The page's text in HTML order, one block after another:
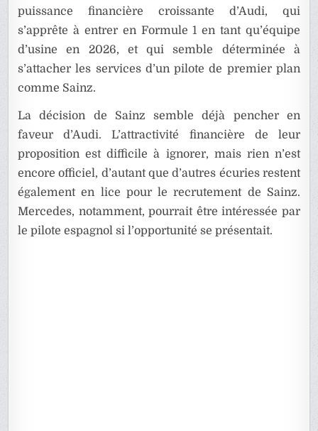
puissance financière croissante d’Audi, qui
s’apprête à entrer en Formule 1 en tant qu’équipe
d’usine en 2026, et qui semble déterminée à
s’attacher les services d’un pilote de premier plan
comme Sainz.
La décision de Sainz semble déjà pencher en
faveur d’Audi. L’attractivité financière de leur
proposition est difficile à ignorer, mais rien n’est
encore officiel, d’autant que d’autres écuries restent
également en lice pour le recrutement de Sainz.
Mercedes, notamment, pourrait être intéressée par
le pilote espagnol si l’opportunité se présentait.